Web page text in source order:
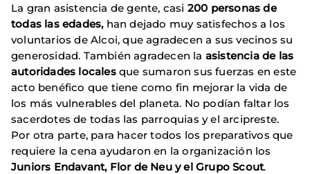
La gran asistencia de gente, casi 200 personas de
todas las edades,han dejado muy satisfechos a los
voluntarios de Alcoi, que agradecen a sus vecinos su
generosidad. También agradecen la asistencia de las
autoridades locales que sumaron sus fuerzas en este
acto benéfico que tiene como fin mejorar la vida de
los más vulnerables del planeta. No podían faltar los
sacerdotes de todas las parroquias y el arcipreste.
Por otra parte, para hacer todos los preparativos que
requiere la cena ayudaron en la organización los
Juniors Endavant, Flor de Neu y el Grupo Scout.